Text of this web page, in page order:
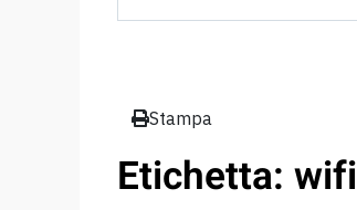
Stampa
Etichetta: wifi